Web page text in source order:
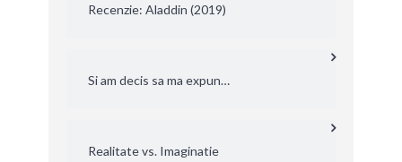
Recenzie: Aladdin (2019)
Si am decis sa ma expun…
Realitate vs. Imaginatie